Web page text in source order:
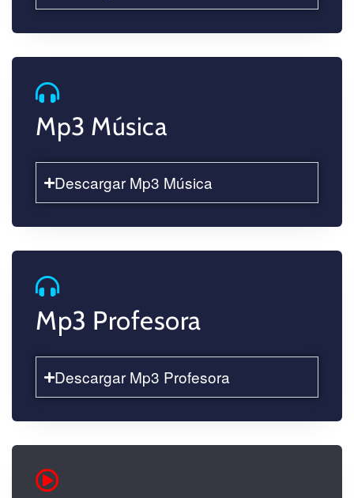
Mp3 Música
Descargar Mp3 Música
Mp3 Profesora
Descargar Mp3 Profesora